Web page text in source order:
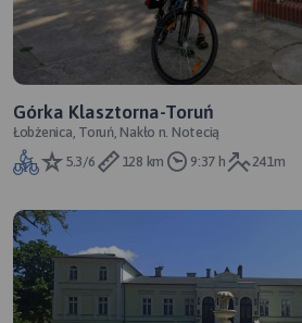
Górka Klasztorna-Toruń
Łobżenica, Toruń, Nakło n. Notecią
5.3/6
128 km 9:37 h 241m